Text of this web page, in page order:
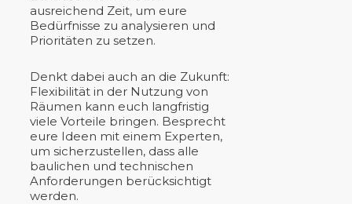
ausreichend Zeit, um eure
Bedürfnisse zu analysieren und
Prioritäten zu setzen.
Denkt dabei auch an die Zukunft:
Flexibilität in der Nutzung von
Räumen kann euch langfristig
viele Vorteile bringen. Besprecht
eure Ideen mit einem Experten,
um sicherzustellen, dass alle
baulichen und technischen
Anforderungen berücksichtigt
werden.